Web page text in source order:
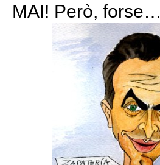
MAI! Però, forse…